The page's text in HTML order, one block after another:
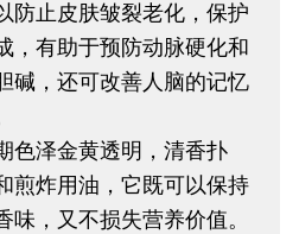
防止皮肤皱裂老化，保护
，有助于预防动脉硬化和
碱，还可改善人脑的记忆
色泽金黄透明，清香扑
煎炸用油，它既可以保持
，又不损失营养价值。